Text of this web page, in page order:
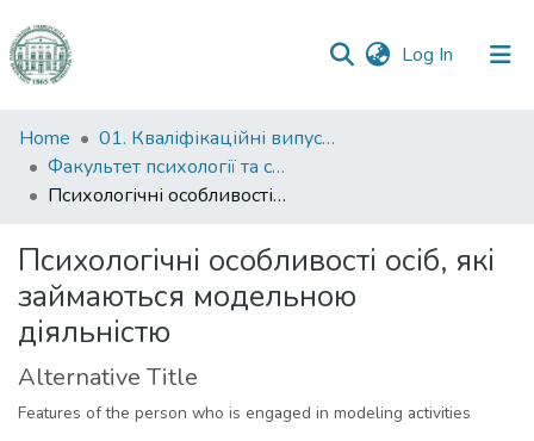
Log In (current)
Communities
&
Collections
Statistics
Home
01. Кваліфікаційні випускні роботи здобувачів вищої освіти
Факультет психології та соціальної роботи
Психологічні особливості осіб, які займаються модельною діяльністю
Психологічні особливості осіб, які
займаються модельною
діяльністю
Alternative Title
Features of the person who is engaged in modeling activities